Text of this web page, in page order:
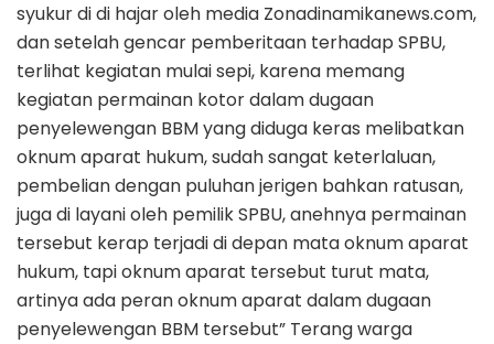
syukur di di hajar oleh media Zonadinamikanews.com,
dan setelah gencar pemberitaan terhadap SPBU,
terlihat kegiatan mulai sepi, karena memang
kegiatan permainan kotor dalam dugaan
penyelewengan BBM yang diduga keras melibatkan
oknum aparat hukum, sudah sangat keterlaluan,
pembelian dengan puluhan jerigen bahkan ratusan,
juga di layani oleh pemilik SPBU, anehnya permainan
tersebut kerap terjadi di depan mata oknum aparat
hukum, tapi oknum aparat tersebut turut mata,
artinya ada peran oknum aparat dalam dugaan
penyelewengan BBM tersebut” Terang warga